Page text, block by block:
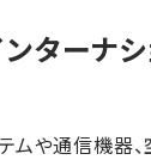
ターナ
ムや通信機器、